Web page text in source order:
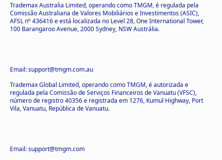
Trademax Australia Limited, operando como TMGM, é regulada pela
Comissão Australiana de Valores Mobiliários e Investimentos (ASIC),
AFSL nº 436416 e está localizada no Level 28, One International Tower,
100 Barangaroo Avenue, 2000 Sydney, NSW Austrália.
Email: support@tmgm.com.au
Trademax Global Limited, operando como TMGM, é autorizada e
regulada pela Comissão de Serviços Financeiros de Vanuatu (VFSC),
número de registro 40356 e registrada em 1276, Kumul Highway, Port
Vila, Vanuatu, República de Vanuatu.
Email: support@tmgm.com